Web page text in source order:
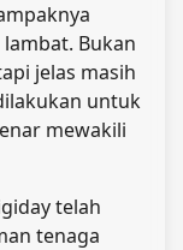
Bukan
jelas masih
untuk
mewakili
telah
tenaga